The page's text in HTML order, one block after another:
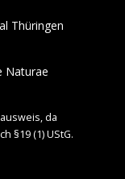
Naturae
da
§19 (1) UStG.